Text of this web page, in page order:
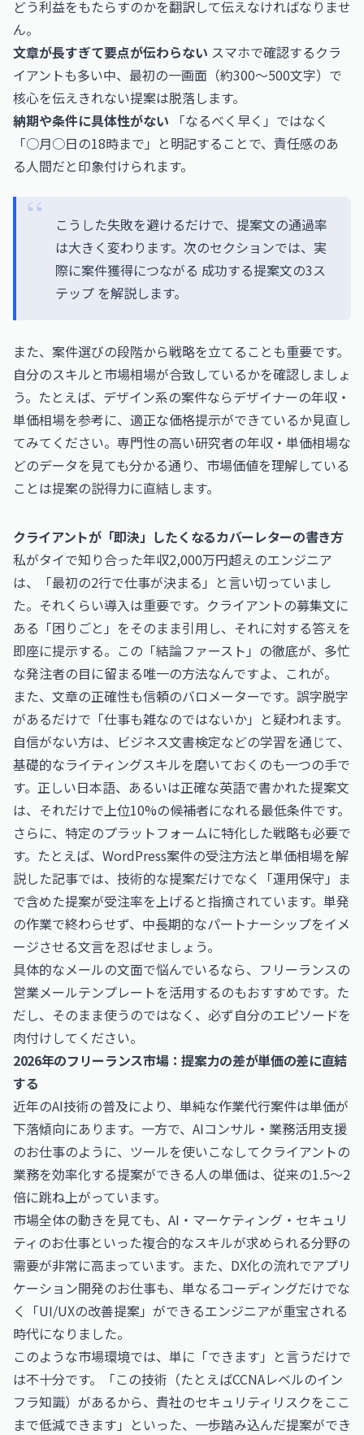
どう利益をもたらすのかを翻訳して伝えなければなりませ
ん。
文章が長すぎて要点が伝わらない スマホで確認するクラ
イアントも多い中、最初の一画面（約300〜500文字）で
核心を伝えきれない提案は脱落します。
納期や条件に具体性がない 「なるべく早く」ではなく
「○月○日の18時まで」と明記することで、責任感のあ
る人間だと印象付けられます。
こうした失敗を避けるだけで、提案文の通過率
は大きく変わります。次のセクションでは、実
際に案件獲得につながる 成功する提案文の3ス
テップ を解説します。
また、案件選びの段階から戦略を立てることも重要です。
自分のスキルと市場相場が合致しているかを確認しましょ
う。たとえば、デザイン系の案件ならデザイナーの年収・
単価相場を参考に、適正な価格提示ができているか見直し
てみてください。専門性の高い研究者の年収・単価相場な
どのデータを見ても分かる通り、市場価値を理解している
ことは提案の説得力に直結します。
クライアントが「即決」したくなるカバーレターの書き方
私がタイで知り合った年収2,000万円超えのエンジニア
は、「最初の2行で仕事が決まる」と言い切っていまし
た。それくらい導入は重要です。クライアントの募集文に
ある「困りごと」をそのまま引用し、それに対する答えを
即座に提示する。この「結論ファースト」の徹底が、多忙
な発注者の目に留まる唯一の方法なんですよ、これが。
また、文章の正確性も信頼のバロメーターです。誤字脱字
があるだけで「仕事も雑なのではないか」と疑われます。
自信がない方は、 ビジネス文書検定などの学習を通じて、
基礎的なライティングスキルを磨いておくのも一つの手で
す。正しい日本語、あるいは正確な英語で書かれた提案文
は、それだけで上位10%の候補者になれる最低条件です。
さらに、特定のプラットフォームに特化した戦略も必要で
す。たとえば、 WordPress案件の受注方法と単価相場を解
説した記事では、技術的な提案だけでなく「運用保守」ま
で含めた提案が受注率を上げると指摘されています。単発
の作業で終わらせず、中長期的なパートナーシップをイメ
ージさせる文言を忍ばせましょう。
具体的なメールの文面で悩んでいるなら、 フリーランスの
営業メールテンプレートを活用するのもおすすめです。た
だし、そのまま使うのではなく、必ず自分のエピソードを
肉付けしてください。
2026年のフリーランス市場：提案力の差が単価の差に直結
する
近年のAI技術の普及により、単純な作業代行案件は単価が
下落傾向にあります。一方で、 AIコンサル・業務活用支援
のお仕事のように、ツールを使いこなしてクライアントの
業務を効率化する提案ができる人の単価は、従来の1.5〜2
倍に跳ね上がっています。
市場全体の動きを見ても、 AI・マーケティング・セキュリ
ティのお仕事といった複合的なスキルが求められる分野の
需要が非常に高まっています。また、DX化の流れでアプリ
ケーション開発のお仕事も、単なるコーディングだけでな
く「UI/UXの改善提案」ができるエンジニアが重宝される
時代になりました。
このような市場環境では、単に「できます」と言うだけで
は不十分です。「この技術（たとえばCCNAレベルのイン
フラ知識）があるから、貴社のセキュリティリスクをここ
まで低減できます」といった、一歩踏み込んだ提案ができ